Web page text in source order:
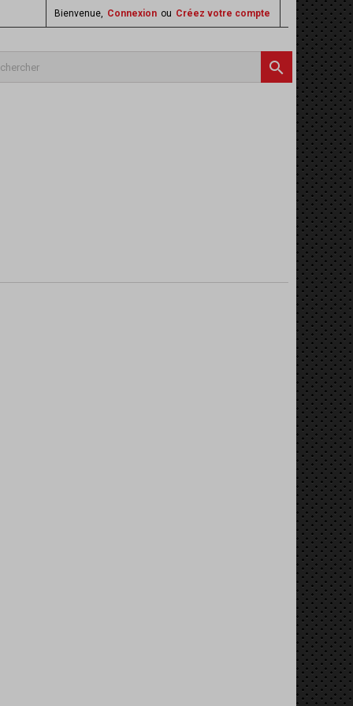
Bienvenue, Connexion ou Créez votre compte
